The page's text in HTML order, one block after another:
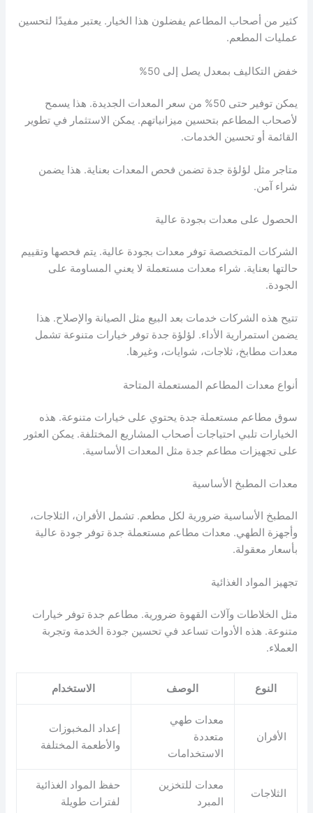
كثير من أصحاب المطاعم يفضلون هذا الخيار. يعتبر مفيدًا لتحسين
عمليات المطعم.
خفض التكاليف بمعدل يصل إلى 50%
يمكن توفير حتى 50% من سعر المعدات الجديدة. هذا يسمح
لأصحاب المطاعم بتحسين ميزانياتهم. يمكن الاستثمار في تطوير
القائمة أو تحسين الخدمات.
متاجر مثل لؤلؤة جدة تضمن فحص المعدات بعناية. هذا يضمن
شراء آمن.
الحصول على معدات بجودة عالية
الشركات المتخصصة توفر معدات بجودة عالية. يتم فحصها وتقييم
حالتها بعناية. شراء معدات مستعملة لا يعني المساومة على
الجودة.
تتيح هذه الشركات خدمات بعد البيع مثل الصيانة والإصلاح. هذا
يضمن استمرارية الأداء. لؤلؤة جدة توفر خيارات متنوعة تشمل
معدات مطابخ، ثلاجات، شوايات، وغيرها.
أنواع معدات المطاعم المستعملة المتاحة
سوق مطاعم مستعملة جدة يحتوي على خيارات متنوعة. هذه
الخيارات تلبي احتياجات أصحاب المشاريع المختلفة. يمكن العثور
على تجهيزات مطاعم جدة مثل المعدات الأساسية.
معدات المطبخ الأساسية
المطبخ الأساسية ضرورية لكل مطعم. تشمل الأفران، الثلاجات،
وأجهزة الطهي. معدات مطاعم مستعملة جدة توفر جودة عالية
بأسعار معقولة.
تجهيز المواد الغذائية
مثل الخلاطات وآلات القهوة ضرورية. مطاعم جدة توفر خيارات
متنوعة. هذه الأدوات تساعد في تحسين جودة الخدمة وتجربة
العملاء.
النوع الوصف الاستخدام
الأفران
معدات طهي
متعددة
الاستخدامات
إعداد المخبوزات
والأطعمة المختلفة
الثلاجات
معدات للتخزين
المبرد
حفظ المواد الغذائية
لفترات طويلة